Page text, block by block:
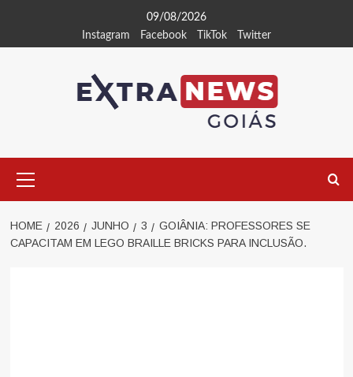
09/08/2026
Instagram
Facebook TikTok Twitter
Menu
HOME 2026 JUNHO 3
GOIÂNIA: PROFESSORES SE
CAPACITAM EM LEGO BRAILLE BRICKS PARA INCLUSÃO.